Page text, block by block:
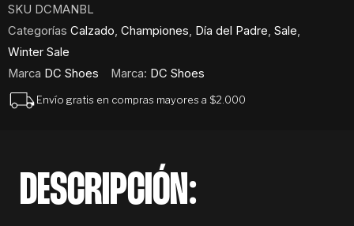
SKU DCMANBL
Categorías Calzado, Championes, Día del Padre, Sale,
Winter Sale
Marca DC Shoes Marca: DC Shoes
Envío gratis en compras mayores a $2.000
DESCRIPCIÓN: